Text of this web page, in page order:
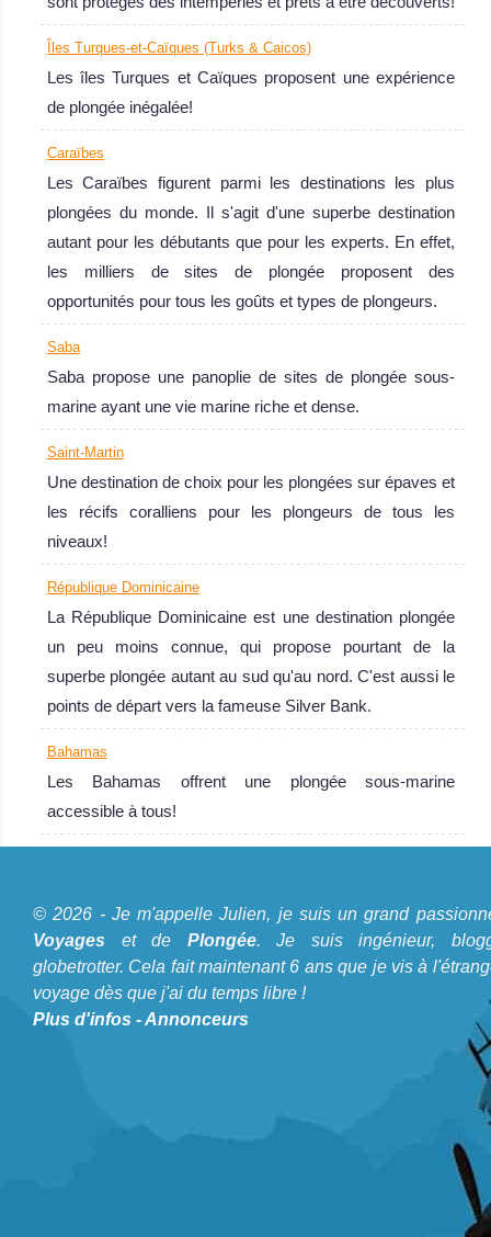
tous les
sur la plongée
République Dominicaine
La République Dominicaine est une destination plongée un
peu moins connue, qui propose pourtant de la superbe
plongée autant au sud qu'au nord. C'est aussi le points de
départ vers la fameuse Silver Bank.
République Dominicaine Avis sur la plongée
Bahamas
à tous!
Bahamas Avis sur la plongée
Îles Turques-et-Caïques (Turks & Caicos)
Les îles Turques et Caïques proposent une expérience
de plongée inégalée!
Caraïbes
Les Caraïbes figurent parmi les destinations les plus
plongées du monde. Il s'agit d'une superbe destination
autant pour les débutants que pour les experts. En effet,
les milliers de sites de plongée proposent des
opportunités pour tous les goûts et types de plongeurs.
Saba
Saba propose une panoplie de sites de plongée sous-
marine ayant une vie marine riche et dense.
Saint-Martin
Une destination de choix pour les plongées sur épaves et
les récifs coralliens pour les plongeurs de tous les
niveaux!
République Dominicaine
La République Dominicaine est une destination plongée
un peu moins connue, qui propose pourtant de la
superbe plongée autant au sud qu'au nord. C'est aussi le
points de départ vers la fameuse Silver Bank.
Bahamas
Les Bahamas offrent une plongée sous-marine
accessible à tous!
Je m'appelle Julien, je suis un grand passionné de
Voyageset de Plongée. Je suis ingénieur, bloggeur,
globetrotter. Cela fait maintenant 6 ans que je vis à
l'étranger et voyage dès que j'ai du temps libre !
© 2026 - Je m'appelle Julien, je suis un grand
Voyages et de Plongée. Je suis ingénieur,
globetrotter. Cela fait maintenant 6 ans que je vis à
voyage dès que j'ai du temps libre !
Plus d'infos -Annonceurs